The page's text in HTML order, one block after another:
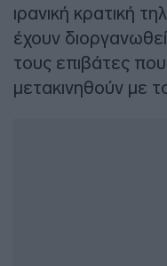
ιρανική κρατική
έχουν
τους επιβάτες
μετακινηθούν με